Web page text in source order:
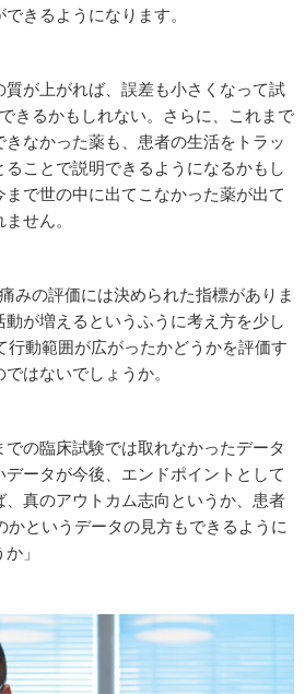
きるようになります。
質が上がれば、誤差も小さくなって試
きるかもしれない。さらに、これまで
なかった薬も、患者の生活をトラッ
ことで説明できるようになるかもし
で世の中に出てこなかった薬が出て
せん。
みの評価には決められた指標がありま
が増えるというふうに考え方を少し
行動範囲が広がったかどうかを評価す
はないでしょうか。
の臨床試験では取れなかったデータ
ータが今後、エンドポイントとして
真のアウトカム志向というか、患者
かというデータの見方もできるように
」